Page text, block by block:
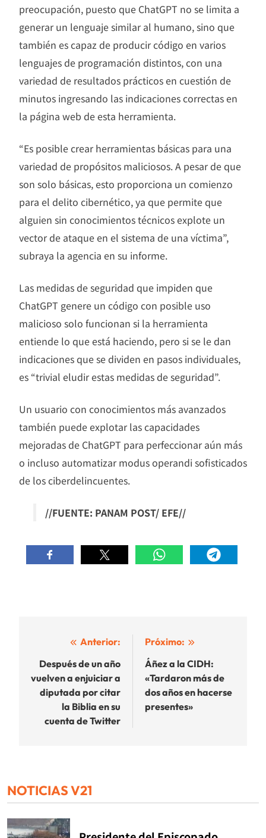
preocupación, puesto que ChatGPT no se limita a
generar un lenguaje similar al humano, sino que
también es capaz de producir código en varios
lenguajes de programación distintos, con una
variedad de resultados prácticos en cuestión de
minutos ingresando las indicaciones correctas en
la página web de esta herramienta.
“Es posible crear herramientas básicas para una
variedad de propósitos maliciosos. A pesar de que
son solo básicas, esto proporciona un comienzo
para el delito cibernético, ya que permite que
alguien sin conocimientos técnicos explote un
vector de ataque en el sistema de una víctima”,
subraya la agencia en su informe.
Las medidas de seguridad que impiden que
ChatGPT genere un código con posible uso
malicioso solo funcionan si la herramienta
entiende lo que está haciendo, pero si se le dan
indicaciones que se dividen en pasos individuales,
es “trivial eludir estas medidas de seguridad”.
Un usuario con conocimientos más avanzados
también puede explotar las capacidades
mejoradas de ChatGPT para perfeccionar aún más
o incluso automatizar modus operandi sofisticados
de los ciberdelincuentes.
//FUENTE: PANAM POST/ EFE//
Navegación
de
entradas
Anterior:
Después de un año
vuelven a enjuiciar a
diputada por citar
la Biblia en su
cuenta de Twitter
Próximo:
Áñez a la CIDH:
«Tardaron más de
dos años en hacerse
presentes»
NOTICIAS V21